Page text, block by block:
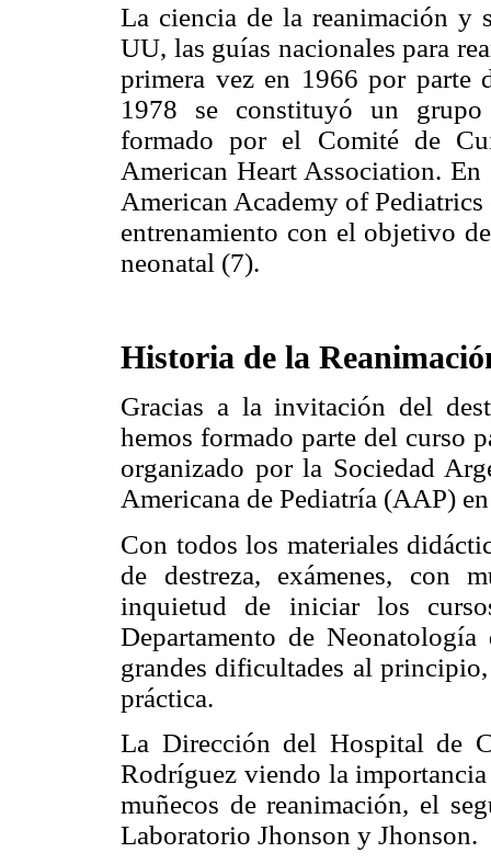
La ciencia de la reanimación y
UU, las guías nacionales para
primera vez en 1966 por parte
1978 se constituyó un grupo
formado por el Comité de
American Heart Association.
American Academy of
entrenamiento con el objetivo
neonatal (7).
Historia de la
Gracias a la invitación del
hemos formado parte del curso
organizado por la Sociedad
Americana de Pediatría (AAP)
Con todos los materiales
de destreza, exámenes, con
inquietud de iniciar los
Departamento de
grandes dificultades al
práctica.
La Dirección del Hospital de
Rodríguez viendo la
muñecos de reanimación, el
Laboratorio Jhonson y Jhonson.